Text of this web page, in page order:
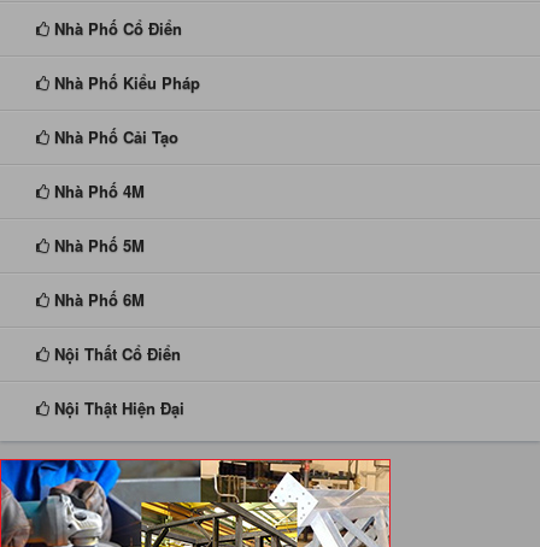
Nhà Phố Cổ Điển
Nhà Phố Kiểu Pháp
Nhà Phố Cải Tạo
Nhà Phố 4M
Nhà Phố 5M
Nhà Phố 6M
Nội Thất Cổ Điển
Nội Thật Hiện Đại